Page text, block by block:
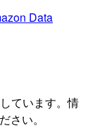
Data
ています。情
さい。